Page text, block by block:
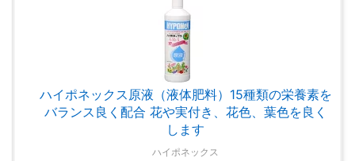
ハイポネックス原液（液体肥料）15種類の栄養素を
バランス良く配合 花や実付き、花色、葉色を良く
します
ハイポネックス